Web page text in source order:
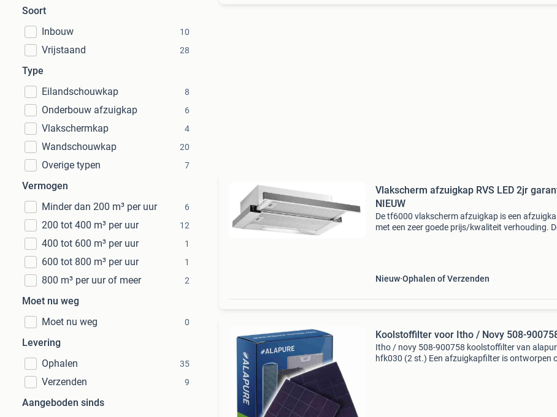
Soort
Inbouw
10
Vrijstaand 28
Type
Eilandschouwkap
8
Onderbouw afzuigkap 6
Vlakschermkap 4
Wandschouwkap 20
Overige typen 7
Vermogen
Minder dan 200 m³ per uur
6
200 tot 400 m³ per uur 12
400 tot 600 m³ per uur 1
600 tot 800 m³ per uur 1
800 m³ per uur of meer 2
Moet nu weg
Moet nu weg
0
Levering
Ophalen
35
Verzenden 9
Aangeboden sinds
Vlakscherm afzuigkap RVS LED 2jr
NIEUW
De tf6000 vlakscherm afzuigkap is een
met een zeer goede prijs/kwaliteit verhouding.
Nieuw Ophalen of Verzenden
Koolstoffilter voor Itho / Novy 508-
Itho / novy 508-900758 koolstoffilter van
hfk030 (2 st.) Een afzuigkapfilter is ontworpen